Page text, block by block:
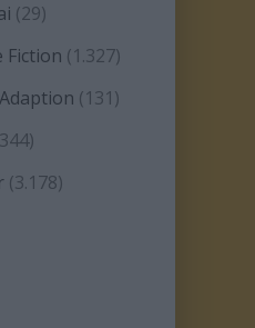
(29)
Fiction (1.327)
(131)
(3.178)